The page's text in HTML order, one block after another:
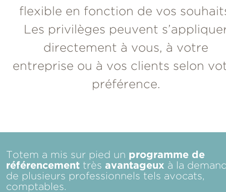
flexible en fonction de vos
Les privilèges peuvent
directement à vous, à votre
entreprise ou à vos clients selon
préférence.
Totem a mis sur pied un programme de
référencement trèsavantageux à la
de plusieurs professionnels tels avocats,
comptables.